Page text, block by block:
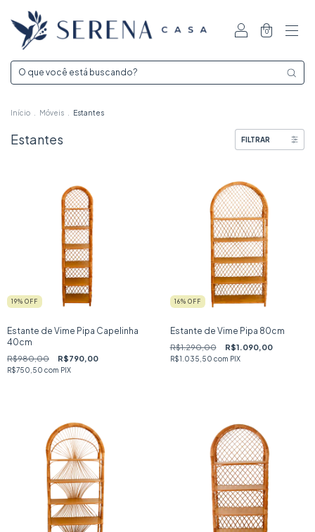
0
Início Móveis Estantes
Estantes FILTRAR
19% OFF
Estante de Vime Pipa Capelinha
40cm
R$980,00 R$790,00
R$750,50 com PIX
16% OFF
Estante de Vime Pipa 80cm
R$1.290,00 R$1.090,00
R$1.035,50 com PIX